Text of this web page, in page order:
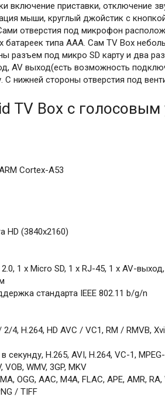
включение приставки, отключение
мыши, круглый джойстик с
отверстия под микрофон
батареек типа ААА. Сам TV Box
разъем под микро SD карту и два
AV выход(есть возможность
С нижней стороны отверстия под
TV Box с
Cortex-A53
HD (3840x2160)
1 x Micro SD, 1 х RJ-45, 1 х AV-
стандарта IEEE 802.11 b/g/n
4, H.264, HD AVC / VC1, RM / RMVB,
H.265, AVI, H.264, VC-1,
VOB, WMV, 3GP, MKV
OGG, AAC, M4A, FLAC, APE, AMR, RA,
/ TIFF